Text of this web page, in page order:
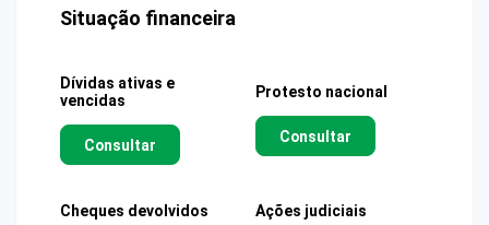
Situação financeira
Dívidas ativas e
vencidas
Consultar
Protesto nacional
Consultar
Cheques devolvidos Ações judiciais